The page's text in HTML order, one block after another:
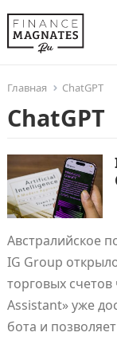
Главная ChatGPT
ChatGPT
Австралийское
IG Group
торговых счетов
Assistant» уже
бота и